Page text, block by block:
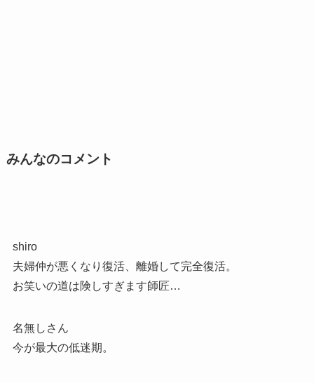
みんなのコメント
shiro
夫婦仲が悪くなり復活、離婚して完全復活。
お笑いの道は険しすぎます師匠…
名無しさん
今が最大の低迷期。